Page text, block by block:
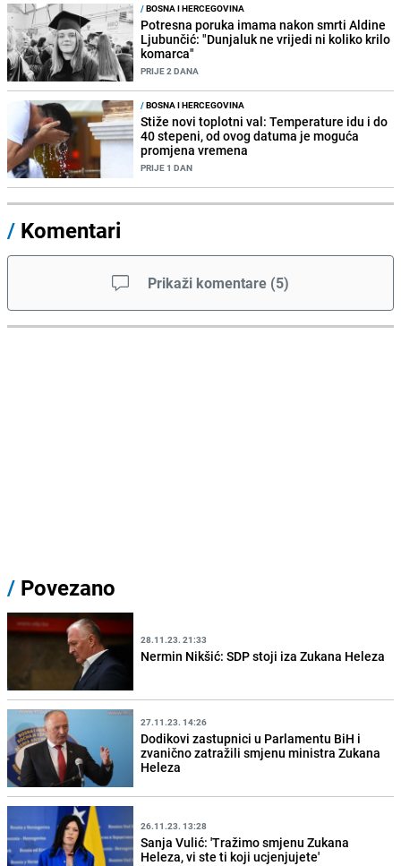
/BOSNA I HERCEGOVINA
Potresna poruka imama nakon smrti Aldine
Ljubunčić: "Dunjaluk ne vrijedi ni koliko krilo
komarca"
PRIJE 2 DANA
/BOSNA I HERCEGOVINA
Stiže novi toplotni val: Temperature idu i do
40 stepeni, od ovog datuma je moguća
promjena vremena
PRIJE 1 DAN
/ Komentari
Prikaži komentare (5)
/ Povezano
28.11.23. 21:33
Nermin Nikšić: SDP stoji iza Zukana Heleza
27.11.23. 14:26
Dodikovi zastupnici u Parlamentu BiH i
zvanično zatražili smjenu ministra Zukana
Heleza
26.11.23. 13:28
Sanja Vulić: 'Tražimo smjenu Zukana
Heleza, vi ste ti koji ucjenjujete'